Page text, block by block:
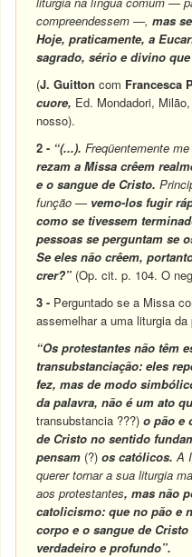
compreendessem —, mas
Hoje, praticamente, a
sagrado, sério e divino
(J. Guitton com Francesca
cuore, Ed. Mondadori,
nosso).
2 - “(...).Freqüentemente
rezam a Missa crêem
e o sangue de Cristo.
função — vemo-los fugir
como se tivessem
pessoas se perguntam se
Se eles não crêem,
crer?” (Op. cit. p. 104. O
3 - Perguntado se a Missa
assemelhar a uma liturgia
“Os protestantes não têm
transubstanciação: eles
fez, mas de modo
da palavra, não é um ato
transubstancia ???)o pão e
de Cristo no sentido
pensam (?)os católicos.A
querer tornar a sua liturgia
aos protestantes, mas não
catolicismo: que no pão e
corpo e o sangue de
verdadeiro e profundo”.